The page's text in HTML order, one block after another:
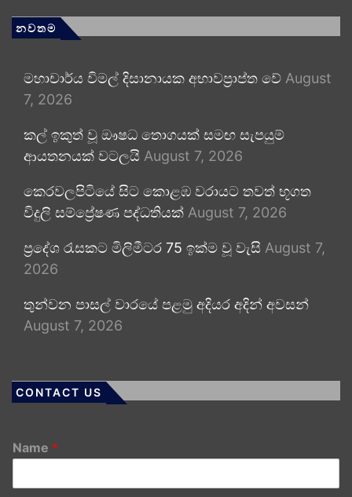
නවතම
මහාචාර්ය විමල් දිසානායක අභාවප්‍රාප්ත වේ August
7, 2026
කල් ඉකුත් වූ ඖෂධ තොගයක් සමඟ සැපයුම්
ආයතනයක් වටලයි August 7, 2026
කෙරවලපිටියේ සිට කොළඹ වරායට තවත් භූගත
විදුලි සම්ප්‍රේෂණ පද්ධතියක් August 7, 2026
ප්‍රදේශ රැසකට මිලිමීටර 75 ඉක්ම වූ වැසි August 7,
2026
තුන්වන පාසල් වාරයේ පළමු අදියර අදින් අවසන්
August 7, 2026
CONTACT US
Name *